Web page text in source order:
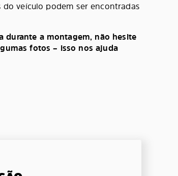
do veículo podem ser encontradas
durante a montagem, não hesite
fotos – isso nos ajuda